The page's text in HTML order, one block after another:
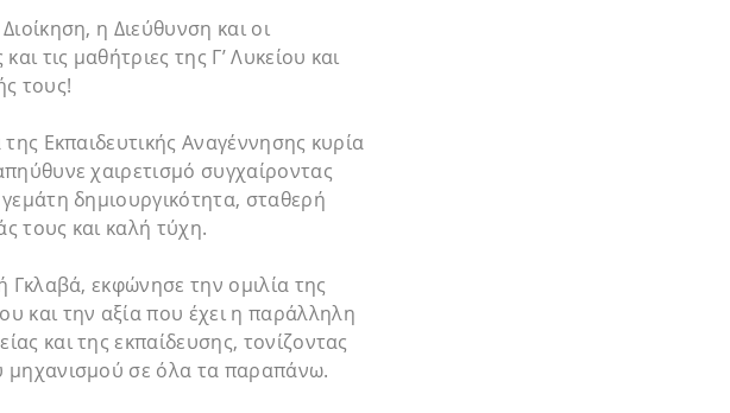
η Διεύθυνση και οι
τις μαθήτριες της Γ’ Λυκείου και
τους!
Εκπαιδευτικής Αναγέννησης κυρία
χαιρετισμό συγχαίροντας
δημιουργικότητα, σταθερή
τους και καλή τύχη.
Γκλαβά, εκφώνησε την ομιλία της
και την αξία που έχει η παράλληλη
και της εκπαίδευσης, τονίζοντας
μηχανισμού σε όλα τα παραπάνω.